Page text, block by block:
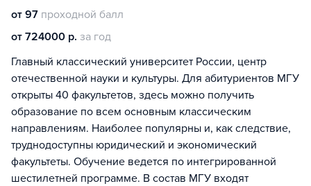
от 97 проходной балл
от 724000 р. за год
Главный классический университет России, центр
отечественной науки и культуры. Для абитуриентов МГУ
открыты 40 факультетов, здесь можно получить
образование по всем основным классическим
направлениям. Наиболее популярны и, как следствие,
труднодоступны юридический и экономический
факультеты. Обучение ведется по интегрированной
шестилетней программе. В состав МГУ входят